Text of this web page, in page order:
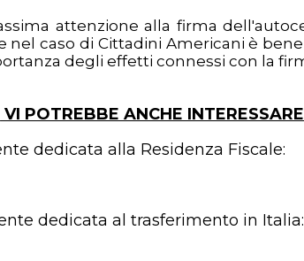
attenzione alla firma
nel caso di Cittadini Americani è
degli effetti connessi con la
POTREBBE ANCHE
dedicata alla Residenza Fiscale:
dedicata al trasferimento in Italia: